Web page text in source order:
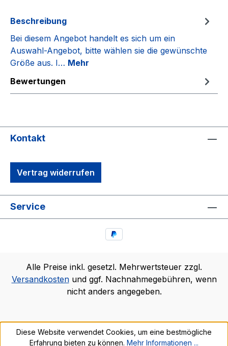
Beschreibung
Bei diesem Angebot handelt es sich um ein
Auswahl-Angebot, bitte wählen sie die gewünschte
Größe aus. I… Mehr
Bewertungen
Kontakt
Vertrag widerrufen
Service
Alle Preise inkl. gesetzl. Mehrwertsteuer zzgl.
Versandkostenund ggf. Nachnahmegebühren, wenn
nicht anders angegeben.
Diese Website verwendet Cookies, um eine bestmögliche
Erfahrung bieten zu können. Mehr Informationen ...